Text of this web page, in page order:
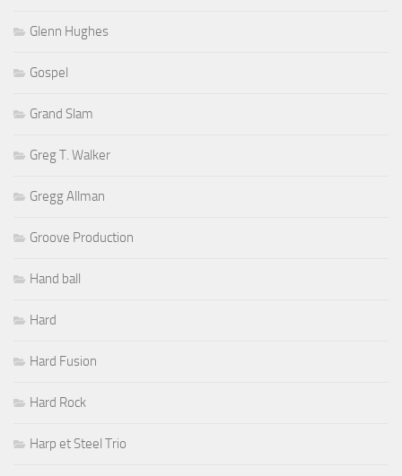
Glenn Hughes
Gospel
Grand Slam
Greg T. Walker
Gregg Allman
Groove Production
Hand ball
Hard
Hard Fusion
Hard Rock
Harp et Steel Trio